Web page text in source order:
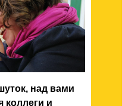
над вами
коллеги и